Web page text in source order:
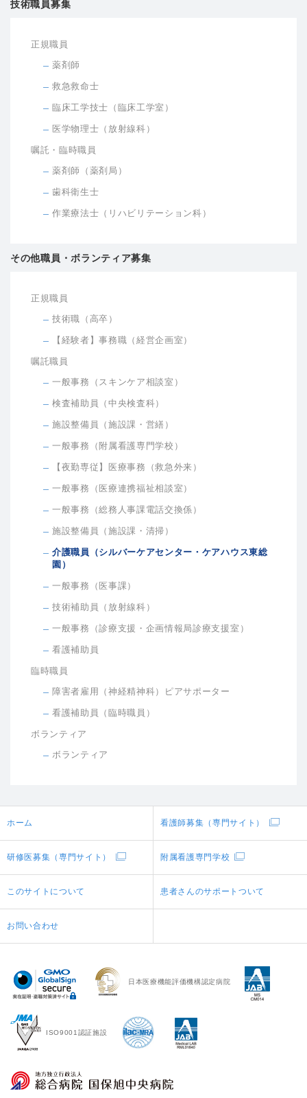
技術職員募集
正規職員
薬剤師
救急救命士
臨床工学技士（臨床工学室）
医学物理士（放射線科）
嘱託・臨時職員
薬剤師（薬剤局）
歯科衛生士
作業療法士（リハビリテーション科）
その他職員・ボランティア募集
正規職員
技術職（高卒）
【経験者】事務職（経営企画室）
嘱託職員
一般事務（スキンケア相談室）
検査補助員（中央検査科）
施設整備員（施設課・営繕）
一般事務（附属看護専門学校）
【夜勤専従】医療事務（救急外来）
一般事務（医療連携福祉相談室）
一般事務（総務人事課電話交換係）
施設整備員（施設課・清掃）
介護職員（シルバーケアセンター・ケアハウス東総
園）
一般事務（医事課）
技術補助員（放射線科）
一般事務（診療支援・企画情報局診療支援室）
看護補助員
臨時職員
障害者雇用（神経精神科）ピアサポーター
看護補助員（臨時職員）
ボランティア
ボランティア
ホーム 看護師募集（専門サイト）
研修医募集（専門サイト） 附属看護専門学校
このサイトについて 患者さんのサポートついて
お問い合わせ
日本医療機能評価機構認定病院
ISO9001認証施設